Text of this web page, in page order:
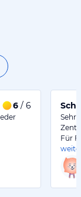
6 / 6
Sehr
Für